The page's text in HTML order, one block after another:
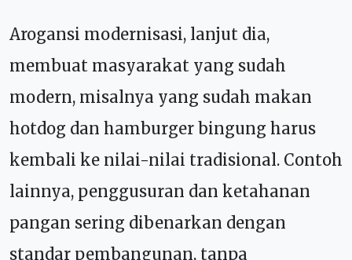
Arogansi modernisasi, lanjut dia,
membuat masyarakat yang sudah
modern, misalnya yang sudah makan
hotdog dan hamburger bingung harus
kembali ke nilai-nilai tradisional. Contoh
lainnya, penggusuran dan ketahanan
pangan sering dibenarkan dengan
standar pembangunan, tanpa